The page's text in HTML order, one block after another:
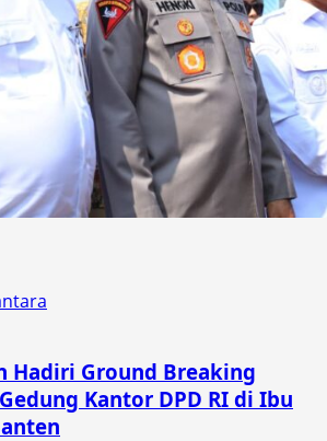
Hadiri Ground Breaking
Kantor DPD RI di Ibu